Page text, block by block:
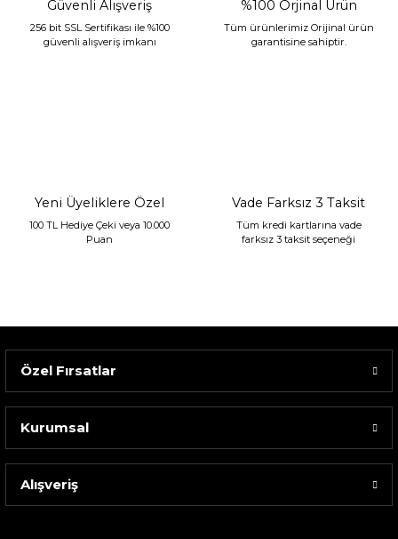
Sarev Elfıda Flanel Nevresim Takımı Çift Kişili...
Güvenli Alışveriş
256 bit SSL Sertifikası ile %100
güvenli alışveriş imkanı
%100 Orjinal Ürün
Tüm ürünlerimiz Orijinal ürün
garantisine sahiptir.
Yeni Üyeliklere Özel
100 TL Hediye Çeki veya 10.000
Puan
Vade Farksız 3 Taksit
Tüm kredi kartlarına vade
farksız 3 taksit seçeneği
Özel Fırsatlar
Kurumsal
Alışveriş